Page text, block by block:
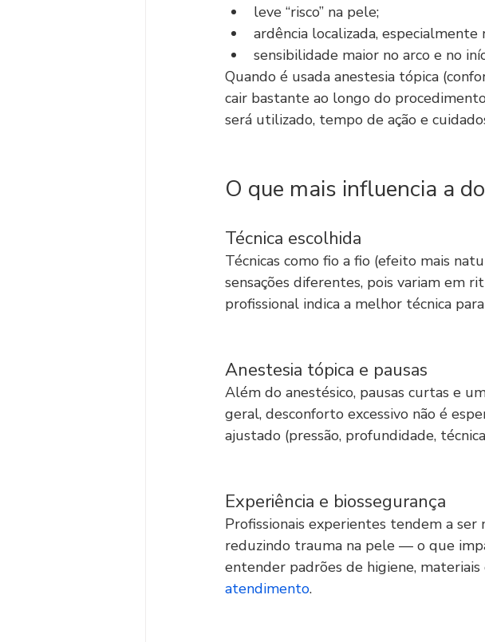
leve “risco” na pele;
ardência localizada, especialmente
sensibilidade maior no arco e no
Quando é usada anestesia tópica
cair bastante ao longo do
será utilizado, tempo de ação e
O que mais influencia a
Técnica escolhida
Técnicas como fio a fio (efeito mais
sensações diferentes, pois variam em
profissional indica a melhor técnica
Anestesia tópica e pausas
Além do anestésico, pausas curtas e
geral, desconforto excessivo não é
ajustado (pressão, profundidade,
Experiência e biossegurança
Profissionais experientes tendem a
reduzindo trauma na pele — o que
entender padrões de higiene, materiais
atendimento.